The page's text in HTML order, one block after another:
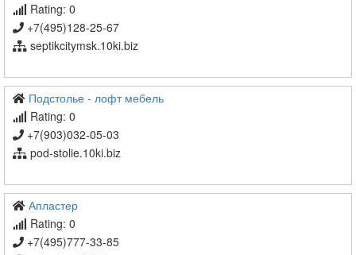
Rating: 0
+7(495)128-25-67
septikcitymsk.10ki.biz
Подстолье - лофт мебель
Rating: 0
+7(903)032-05-03
pod-stolie.10ki.biz
Апластер
Rating: 0
+7(495)777-33-85